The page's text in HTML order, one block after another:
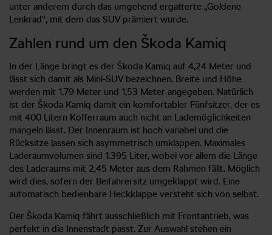
unter anderem durch das umgehend ergatterte „Goldene
Lenkrad“, mit dem das SUV prämiert wurde.
Zahlen rund um den Škoda Kamiq
In der Länge bringt es der Škoda Kamiq auf 4,24 Meter und
lässt sich damit als Mini-SUV bezeichnen. Breite und Höhe
werden mit 1,79 Meter und 1,53 Meter angegeben. Natürlich
ist der Škoda Kamiq damit ein komfortabler Fünfsitzer, der es
mit 400 Litern Kofferraum auch nicht an Lademöglichkeiten
mangeln lässt. Der Innenraum ist hoch variabel und die
Rücksitze lassen sich asymmetrisch umklappen. Maximales
Laderaumvolumen sind 1.395 Liter, wobei vor allem die Länge
des Laderaums mit 2,45 Meter aus dem Rahmen fällt. Möglich
wird dies, sofern der Beifahrersitz umgeklappt wird. Eine
automatisch bedienbare Heckklappe versteht sich von selbst.
Der Škoda Kamiq fährt ausschließlich mit Frontantrieb, was
perfekt in die Innenstadt passt. Zur Auswahl stehen ein